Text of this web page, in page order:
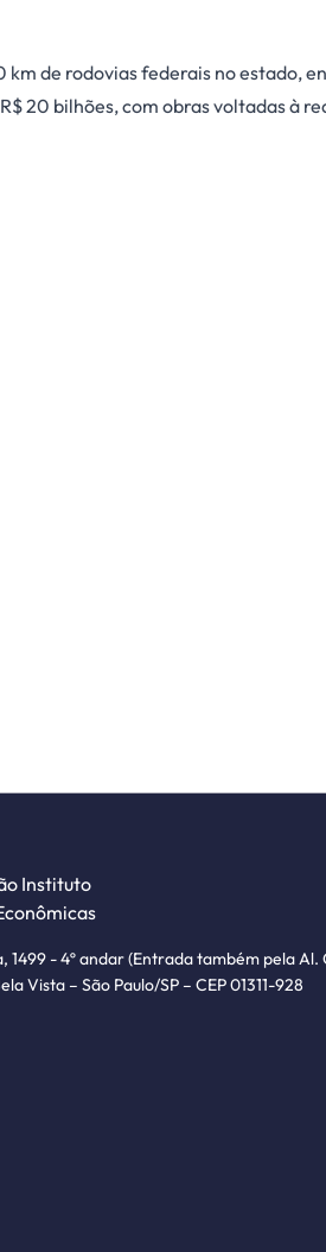
de rodovias federais no estado,
20 bilhões, com obras voltadas à
Instituto
1499 - 4º andar (Entrada também pela
Vista – São Paulo/SP – CEP 01311-928